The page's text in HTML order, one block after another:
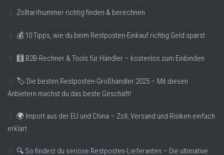
Zolltarifnummer richtig finden & berechnen
💰 10 Tipps, wie du beim Restposten-Einkauf richtig Geld sparst
🧮 B2B-Rechner & Tools für Händler – kostenlos zum Einbinden
🏷️ Die besten Restposten-Großhändler 2025 – Mit diesen
Anbietern machst du das beste Geschäft!
🌍 Import aus der EU und China – Zoll, Versand und Risiken einfach
erklärt
🔍 So findest du seriöse Restposten-Lieferanten – Die ultimative